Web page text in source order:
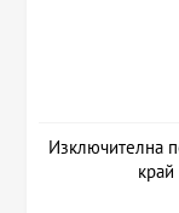
Изключителна